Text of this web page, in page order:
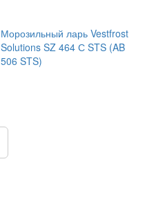
Морозильный ларь Vestfrost
Solutions SZ 464 С STS (AB
506 STS)